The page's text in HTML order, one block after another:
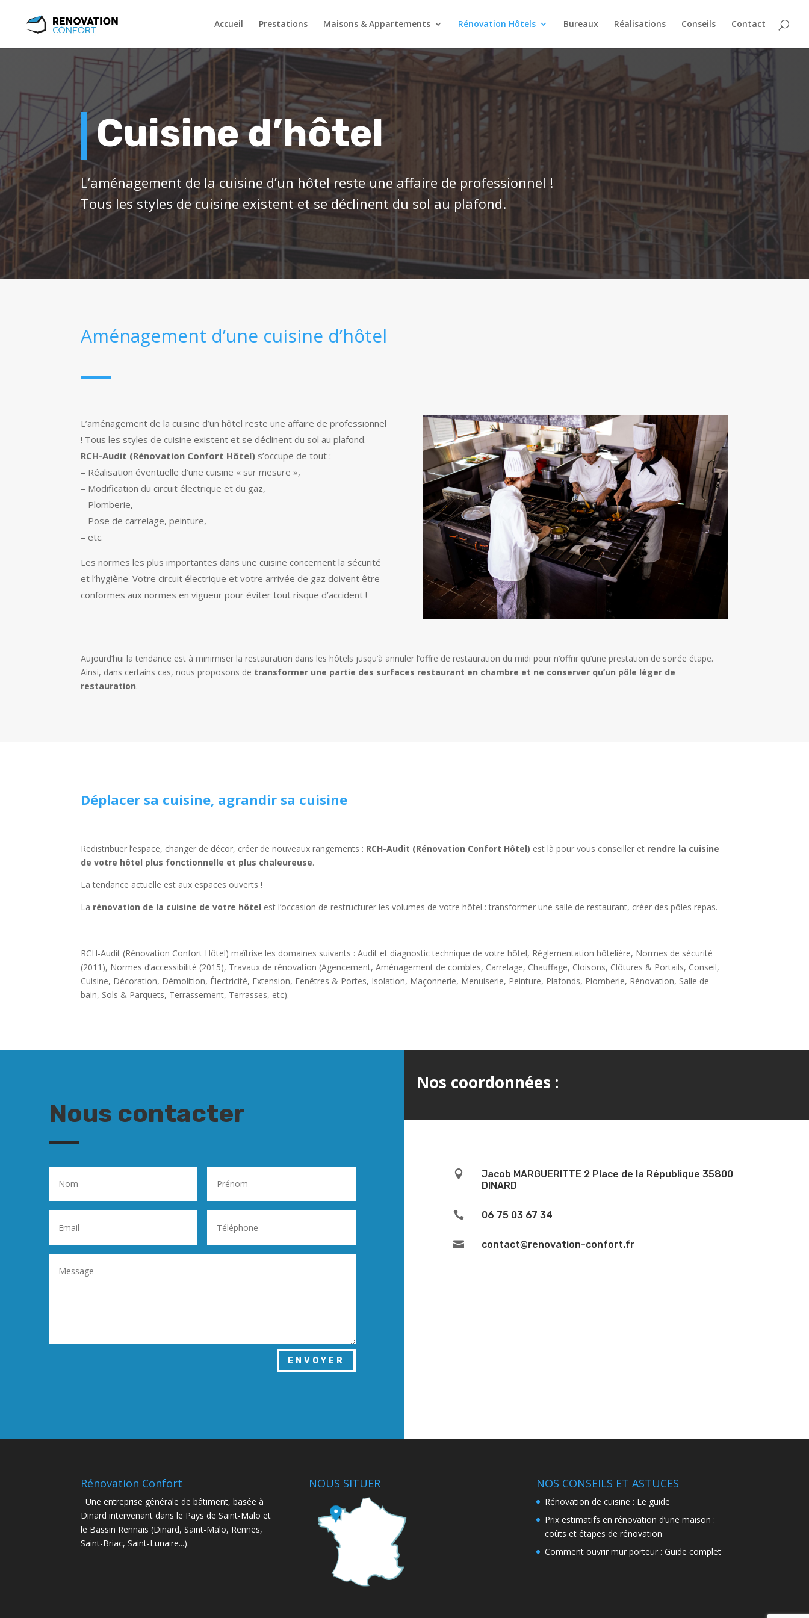
Accueil Prestations Maisons & Appartements Rénovation Hôtels Bureaux Réalisations Conseils Contact
Cuisine d’hôtel
L’aménagement de la cuisine d’un hôtel reste une affaire de professionnel !
Tous les styles de cuisine existent et se déclinent du sol au plafond.
Aménagement d’une cuisine d’hôtel
L’aménagement de la cuisine d’un hôtel reste une affaire de professionnel
! Tous les styles de cuisine existent et se déclinent du sol au plafond.
RCH-Audit (Rénovation Confort Hôtel) s’occupe de tout :
– Réalisation éventuelle d’une cuisine « sur mesure »,
– Modification du circuit électrique et du gaz,
– Plomberie,
– Pose de carrelage, peinture,
– etc.
Les normes les plus importantes dans une cuisine concernent la sécurité
et l’hygiène. Votre circuit électrique et votre arrivée de gaz doivent être
conformes aux normes en vigueur pour éviter tout risque d’accident !
Aujourd’hui la tendance est à minimiser la restauration dans les hôtels jusqu’à annuler l’offre de restauration du midi pour n’offrir qu’une prestation de soirée étape.
Ainsi, dans certains cas, nous proposons de transformer une partie des surfaces restaurant en chambre et ne conserver qu’un pôle léger de
restauration.
Déplacer sa cuisine, agrandir sa cuisine
Redistribuer l’espace, changer de décor, créer de nouveaux rangements : RCH-Audit (Rénovation Confort Hôtel) est là pour vous conseiller et rendre la cuisine
de votre hôtel plus fonctionnelle et plus chaleureuse.
La tendance actuelle est aux espaces ouverts !
La rénovation de la cuisine de votre hôtel est l’occasion de restructurer les volumes de votre hôtel : transformer une salle de restaurant, créer des pôles repas.
RCH-Audit (Rénovation Confort Hôtel) maîtrise les domaines suivants : Audit et diagnostic technique de votre hôtel, Réglementation hôtelière, Normes de sécurité
(2011), Normes d’accessibilité (2015), Travaux de rénovation (Agencement, Aménagement de combles, Carrelage, Chauffage, Cloisons, Clôtures & Portails, Conseil,
Cuisine, Décoration, Démolition, Électricité, Extension, Fenêtres & Portes, Isolation, Maçonnerie, Menuiserie, Peinture, Plafonds, Plomberie, Rénovation, Salle de
bain, Sols & Parquets, Terrassement, Terrasses, etc).
Nous contacter​
ENVOYER
Nos coordonnées :

Jacob MARGUERITTE 2 Place de la République 35800
DINARD
 06 75 03 67 34
 contact@renovation-confort.fr
Rénovation Confort
Une entreprise générale de bâtiment, basée à
Dinard intervenant dans le Pays de Saint-Malo et
le Bassin Rennais (Dinard, Saint-Malo, Rennes,
Saint-Briac, Saint-Lunaire...).
NOUS SITUER NOS CONSEILS ET ASTUCES
Rénovation de cuisine : Le guide
Prix estimatifs en rénovation d’une maison :
coûts et étapes de rénovation
Comment ouvrir mur porteur : Guide complet